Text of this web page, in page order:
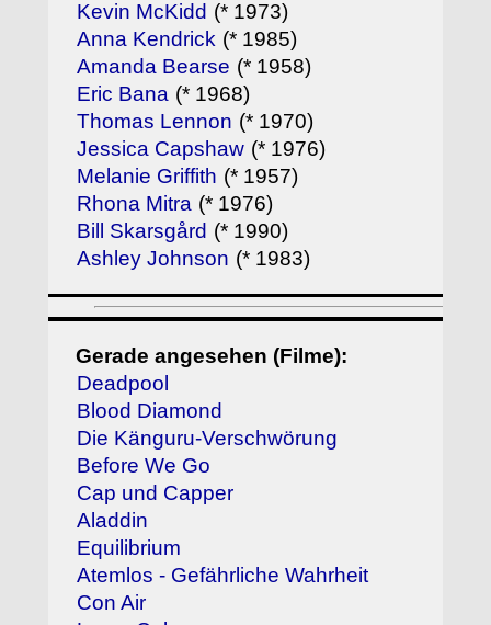
Kevin McKidd (* 1973)
Anna Kendrick (* 1985)
Amanda Bearse (* 1958)
Eric Bana (* 1968)
Thomas Lennon (* 1970)
Jessica Capshaw (* 1976)
Melanie Griffith (* 1957)
Rhona Mitra (* 1976)
Bill Skarsgård (* 1990)
Ashley Johnson (* 1983)
Gerade angesehen (Filme):
Deadpool
Blood Diamond
Die Känguru-Verschwörung
Before We Go
Cap und Capper
Aladdin
Equilibrium
Atemlos - Gefährliche Wahrheit
Con Air